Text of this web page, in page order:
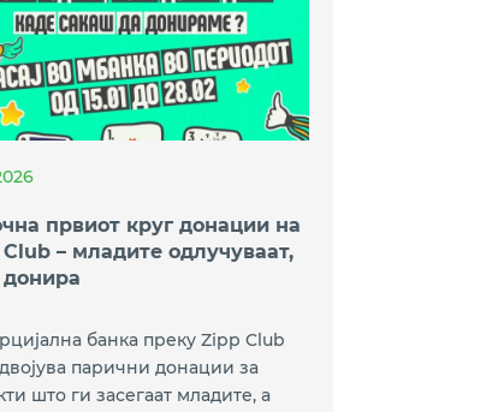
првиот круг донации на
– младите одлучуваат,
банка преку Zipp Club
парични донации за
што ги засегаат младите, а